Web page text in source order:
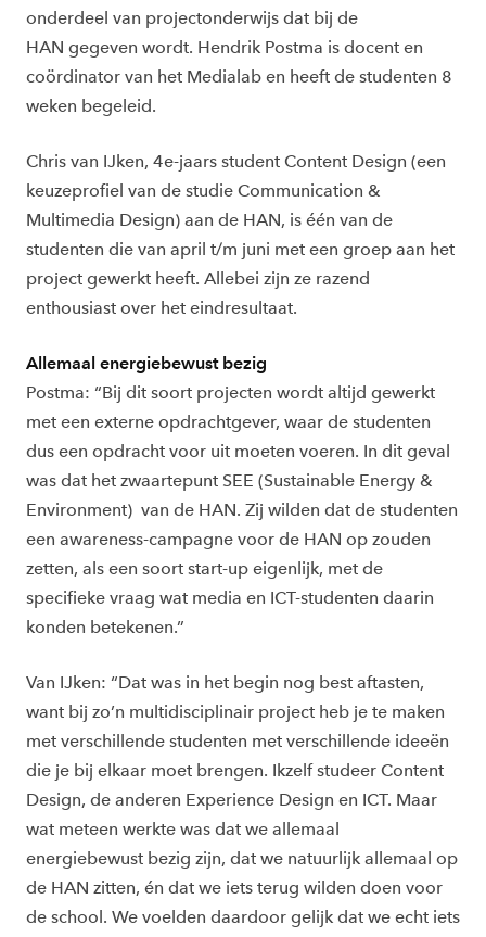
onderdeel van projectonderwijs dat bij de
HAN gegeven wordt. Hendrik Postma is docent en
coördinator van het Medialab en heeft de studenten 8
weken begeleid.
Chris van IJken, 4e-jaars student Content Design (een
keuzeprofiel van de studie Communication &
Multimedia Design) aan de HAN, is één van de
studenten die van april t/m juni met een groep aan het
project gewerkt heeft. Allebei zijn ze razend
enthousiast over het eindresultaat.
Allemaal energiebewust bezig
Postma: “Bij dit soort projecten wordt altijd gewerkt
met een externe opdrachtgever, waar de studenten
dus een opdracht voor uit moeten voeren. In dit geval
was dat het zwaartepunt SEE (Sustainable Energy &
Environment) van de HAN. Zij wilden dat de studenten
een awareness-campagne voor de HAN op zouden
zetten, als een soort start-up eigenlijk, met de
specifieke vraag wat media en ICT-studenten daarin
konden betekenen.”
Van IJken: “Dat was in het begin nog best aftasten,
want bij zo’n multidisciplinair project heb je te maken
met verschillende studenten met verschillende ideeën
die je bij elkaar moet brengen. Ikzelf studeer Content
Design, de anderen Experience Design en ICT. Maar
wat meteen werkte was dat we allemaal
energiebewust bezig zijn, dat we natuurlijk allemaal op
de HAN zitten, én dat we iets terug wilden doen voor
de school. We voelden daardoor gelijk dat we echt iets